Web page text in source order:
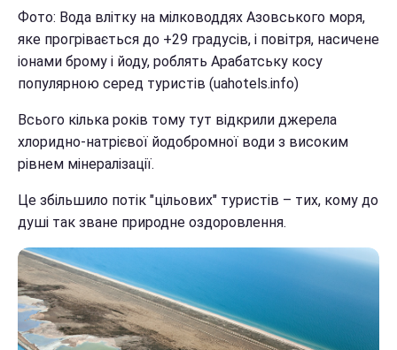
Фото: Вода влітку на мілководдях Азовського моря,
яке прогрівається до +29 градусів, і повітря, насичене
іонами брому і йоду, роблять Арабатську косу
популярною серед туристів (uahotels.info)
Всього кілька років тому тут відкрили джерела
хлоридно-натрієвої йодобромної води з високим
рівнем мінералізації.
Це збільшило потік "цільових" туристів – тих, кому до
душі так зване природне оздоровлення.